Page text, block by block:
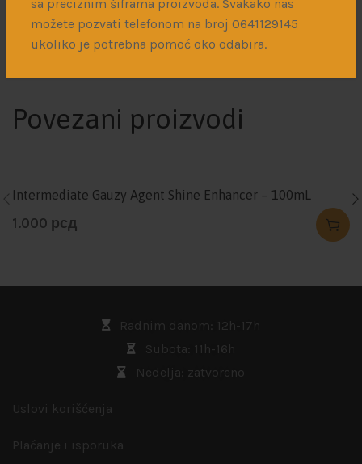
sa preciznim šiframa proizvoda. Svakako nas
možete pozvati telefonom na broj 0641129145
ukoliko je potrebna pomoć oko odabira.
Instant Dry Cyanoacrylate
1.300рсд
Povezani proizvodi
Intermediate Gauzy Agent Shine Enhancer – 100mL
1.000 рсд
Radnim danom: 12h-17h
Subota: 11h-16h
Nedelja: zatvoreno
Uslovi korišćenja
Plaćanje i isporuka